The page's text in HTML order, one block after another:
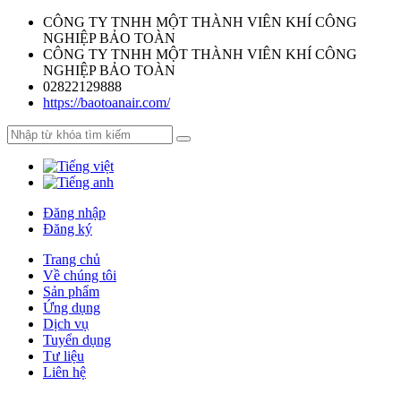
CÔNG TY TNHH MỘT THÀNH VIÊN KHÍ CÔNG
NGHIỆP BẢO TOÀN
CÔNG TY TNHH MỘT THÀNH VIÊN KHÍ CÔNG
NGHIỆP BẢO TOÀN
02822129888
https://baotoanair.com/
Đăng nhập
Đăng ký
Trang chủ
Về chúng tôi
Sản phẩm
Ứng dụng
Dịch vụ
Tuyển dụng
Tư liệu
Liên hệ